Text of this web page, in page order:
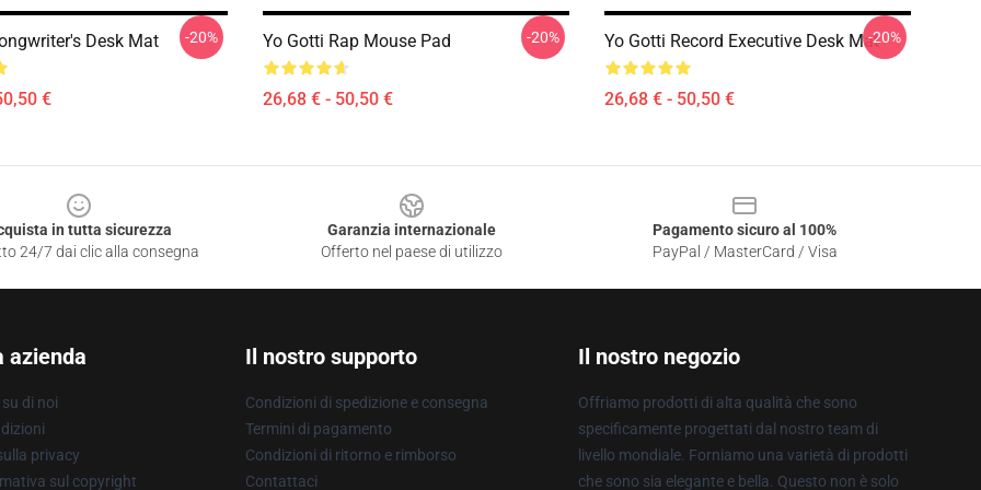
Desk Mat
€
-20% Yo Gotti Rap Mouse Pad
26,68 € - 50,50 €
-20% Yo Gotti Record Executive Desk Mat
26,68 € - 50,50 €
-20%
in tutta sicurezza
24/7 dai clic alla consegna
Garanzia internazionale
Offerto nel paese di utilizzo
Pagamento sicuro al 100%
PayPal / MasterCard / Visa
azienda
di noi
privacy
sul copyright
Il nostro supporto
Condizioni di spedizione e consegna
Termini di pagamento
Condizioni di ritorno e rimborso
Contattaci
Il nostro negozio
Offriamo prodotti di alta qualità che sono
specificamente progettati dal nostro team di
livello mondiale. Forniamo una varietà di prodotti
che sono sia elegante e bella. Questo non è solo